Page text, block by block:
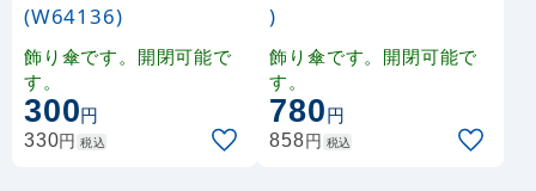
(W64136)
飾り傘です。開閉可能で
す。
300円
330円 税込
)
飾り傘です。開閉可能で
す。
780円
858円 税込